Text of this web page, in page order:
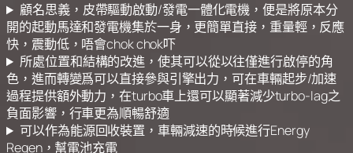
顧名思義，皮帶驅動啟動/發電一體化電機，便是將原本分
開的起動馬達和發電機集於一身，更簡單直接，重量輕，反應
快，震動低，唔會chok chok吓
所處位置和結構的改進，使其可以從以往僅進行啟停的角
色，進而轉變爲可以直接參與引擎出力，可在車輛起步/加速
過程提供額外動力，在turbo車上還可以顯著減少turbo-lag之
負面影響，行車更為順暢舒適
可以作為能源回收裝置，車輛減速的時候進行Energy
Regen，幫電池充電